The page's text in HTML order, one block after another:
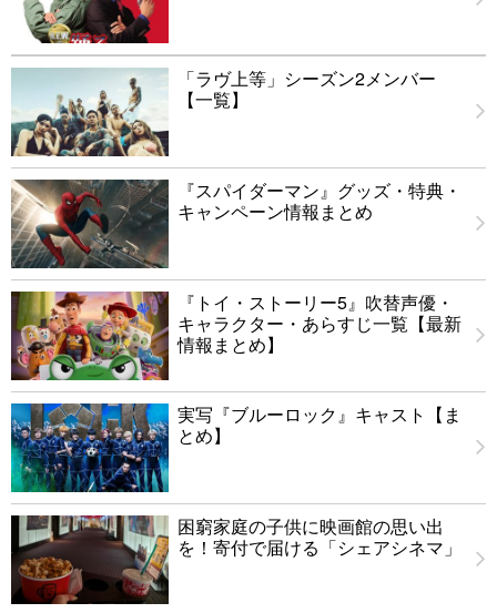
「ラヴ上等」シーズン2メンバー
【一覧】
『スパイダーマン』グッズ・特典・
キャンペーン情報まとめ
『トイ・ストーリー5』吹替声優・
キャラクター・あらすじ一覧【最新
情報まとめ】
実写『ブルーロック』キャスト【ま
とめ】
困窮家庭の子供に映画館の思い出
を！寄付で届ける「シェアシネマ」